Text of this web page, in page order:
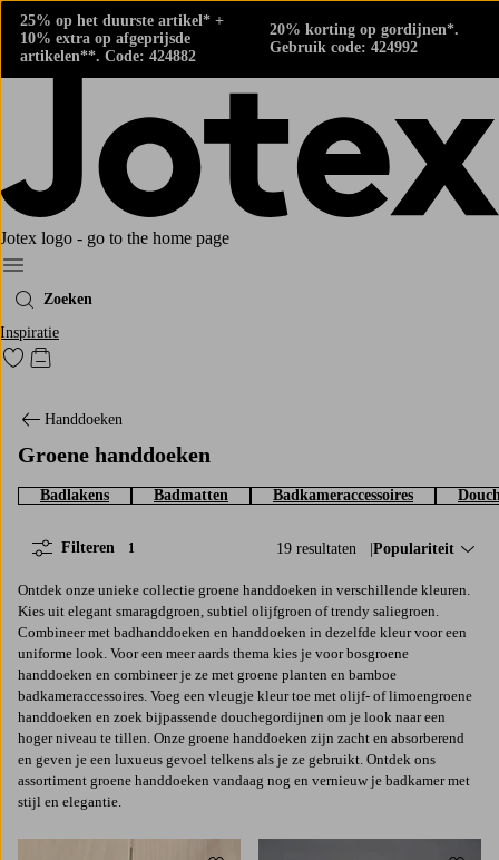
25% op het duurste artikel* +
10% extra op afgeprijsde
artikelen**. Code: 424882
20% korting op gordijnen*.
Gebruik code: 424992
Jotex logo - go to the home page
Menu
Zoeken
Inspiratie
Ga naar favoriet gemarkeerde producten
Go to checkout
Handdoeken
Groene handdoeken
Badlakens Badmatten Badkameraccessoires
19 resultaten Sorteer op:
Populariteit
Filteren 1
Ontdek onze unieke collectie groene handdoeken in verschillende kleuren.
Kies uit elegant smaragdgroen, subtiel olijfgroen of trendy saliegroen.
Combineer met badhanddoeken en handdoeken in dezelfde kleur voor een
uniforme look. Voor een meer aards thema kies je voor bosgroene
handdoeken en combineer je ze met groene planten en bamboe
badkameraccessoires. Voeg een vleugje kleur toe met olijf- of limoengroene
handdoeken en zoek bijpassende douchegordijnen om je look naar een
hoger niveau te tillen. Onze groene handdoeken zijn zacht en absorberend
en geven je een luxueus gevoel telkens als je ze gebruikt. Ontdek ons
assortiment groene handdoeken vandaag nog en vernieuw je badkamer met
stijl en elegantie.